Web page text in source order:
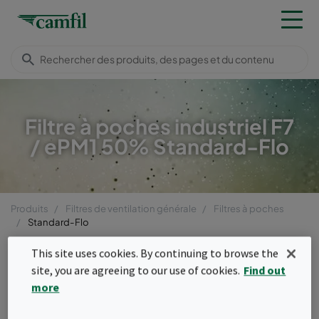
Filtre à poches industriel F7
/ ePM1 50% Standard-Flo
Produits Filtres de ventilation générale
Filtres à poches
Standard-Flo
Standard-Flo
This site uses cookies. By continuing to browse the
site, you are agreeing to our use of cookies. Find out
more